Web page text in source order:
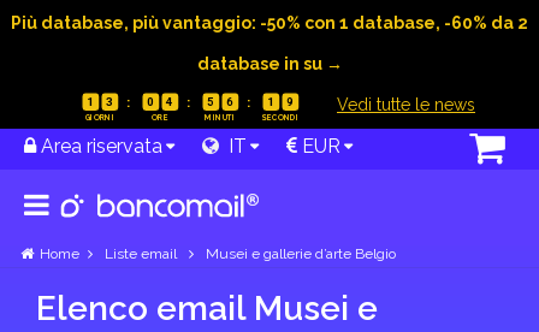
Più database, più vantaggio: -50% con 1 database, -60% da 2
database in su →
1 3 0 4 5 6 1 9 Vedi tutte le news
Area riservata IT EUR
Home Liste email Musei e gallerie d’arte Belgio
Elenco email Musei e